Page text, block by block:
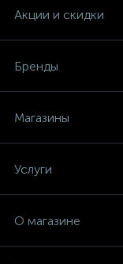
Акции и скидки
Бренды
Магазины
Услуги
О магазине